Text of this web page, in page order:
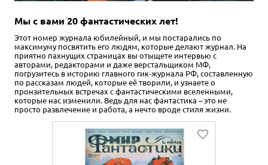
Мы с вами 20 фантастических лет!
Этот номер журнала юбилейный, и мы постарались по
максимуму посвятить его людям, которые делают журнал. На
приятно пахнущих страницах вы отыщете интервью с
авторами, редакторами и даже верстальщиком МФ,
погрузитесь в историю главного гик-журнала РФ, составленную
по рассказам людей, которые её творили, и узнаете о
пронзительных встречах с фантастическими вселенными,
которые нас изменили. Ведь для нас фантастика – это не
просто развлечение и работа, а нечто вроде стиля жизни.